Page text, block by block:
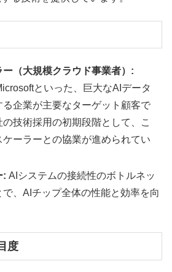
（大規模クラウド事業者）:
といった、巨大なAIデータ
る企業が主要なターゲット顧客で
技術採用の初期段階として、こ
ーラーとの協業が進められてい
: AIシステムの接続性のボトルネッ
で、AIチップ全体の性能と効率を向
度